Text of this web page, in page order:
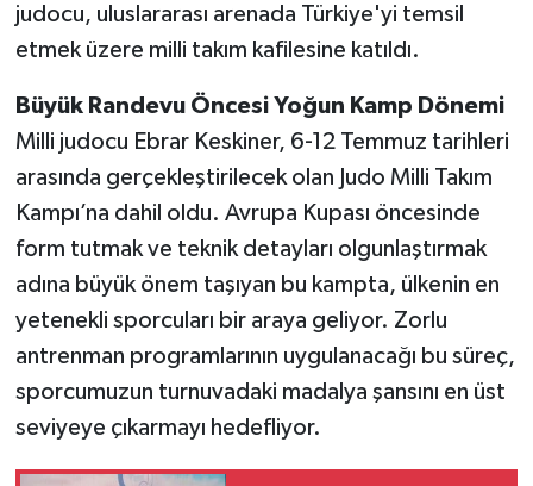
judocu, uluslararası arenada Türkiye'yi temsil
etmek üzere milli takım kafilesine katıldı.
Büyük Randevu Öncesi Yoğun Kamp Dönemi
Milli judocu Ebrar Keskiner, 6-12 Temmuz tarihleri
arasında gerçekleştirilecek olan Judo Milli Takım
Kampı’na dahil oldu. Avrupa Kupası öncesinde
form tutmak ve teknik detayları olgunlaştırmak
adına büyük önem taşıyan bu kampta, ülkenin en
yetenekli sporcuları bir araya geliyor. Zorlu
antrenman programlarının uygulanacağı bu süreç,
sporcumuzun turnuvadaki madalya şansını en üst
seviyeye çıkarmayı hedefliyor.